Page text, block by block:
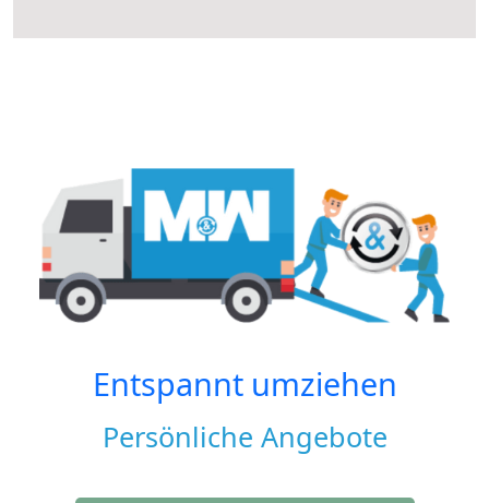
Entspannt umziehen
Persönliche Angebote